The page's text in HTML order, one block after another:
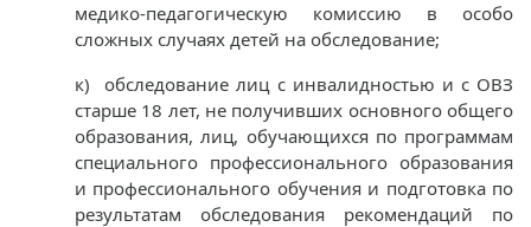
медико-педагогическую комиссию в особо
сложных случаях детей на обследование;
к) обследование лиц с инвалидностью и с ОВЗ
старше 18 лет, не получивших основного общего
образования, лиц, обучающихся по программам
специального профессионального образования
и профессионального обучения и подготовка по
результатам обследования рекомендаций по